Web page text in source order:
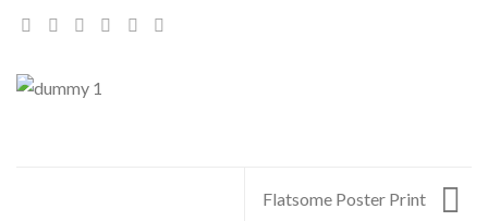
Flatsome Poster Print